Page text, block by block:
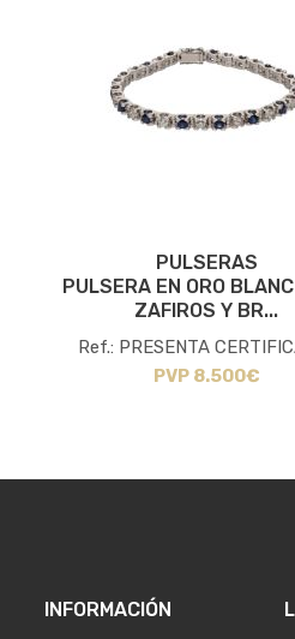
PULSERAS
PULSERA EN ORO
ZAFIROS Y BR...
Ref.: PRESENTA
PVP 8.500€
INFORMACIÓN